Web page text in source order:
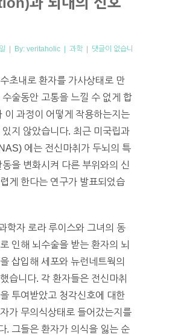
| By: veritaholic | 과학 | 댓글이 없습니
초내로 환자를 가사상태로 만
수술동안 고통을 느낄 수 없게 합
이 과정이 어떻게 작용하는지는
있지 않았습니다. 최근 미국립과
에는 전신마취가 두뇌의 특
을 변화시켜 다른 부위와의 신
게 한다는 연구가 발표되었습
학자 로라 루이스와 그녀의 동
인해 뇌수술을 받는 환자의 뇌
삽입해 세포와 뉴런네트웍의
습니다. 각 환자들은 전신마취
투여받았고 청각신호에 대한
가 무의식상태로 들어갔는지를
. 그들은 환자가 의식을 잃는 순